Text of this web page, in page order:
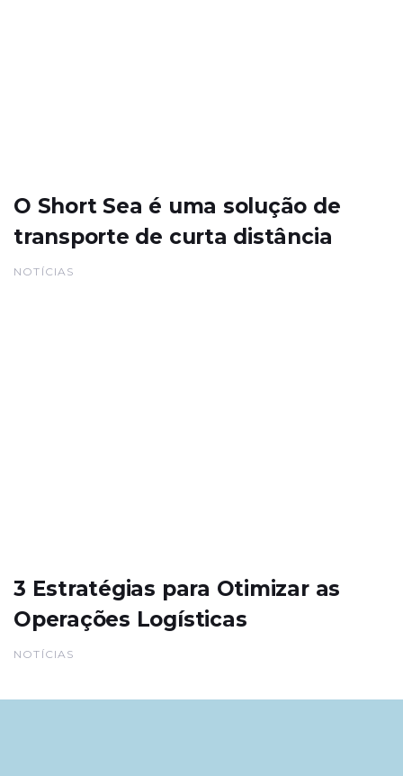
O Short Sea é uma solução de
transporte de curta distância
NOTÍCIAS
3 Estratégias para Otimizar as
Operações Logísticas
NOTÍCIAS